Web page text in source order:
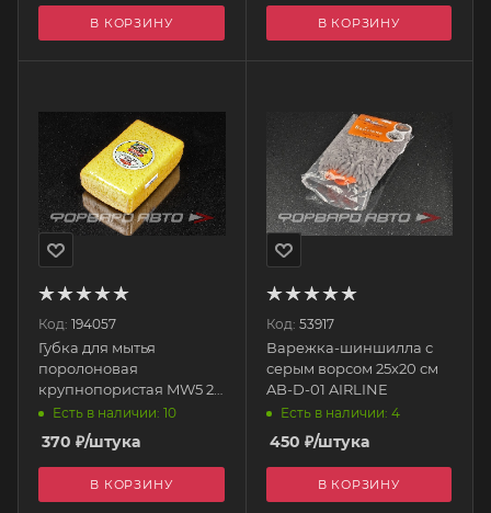
В КОРЗИНУ В КОРЗИНУ
Код: 194057
Губка для мытья
поролоновая
крупнопористая MW5 20
х13 х7 см L1036 LERATON
Есть в наличии: 10
370 ₽/штука
В КОРЗИНУ
Код: 53917
Варежка-шиншилла с
серым ворсом 25х20 см
AB-D-01 AIRLINE
Есть в наличии: 4
450 ₽/штука
В КОРЗИНУ